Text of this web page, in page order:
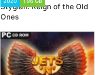
Stygian: Reign of the Old
Ones